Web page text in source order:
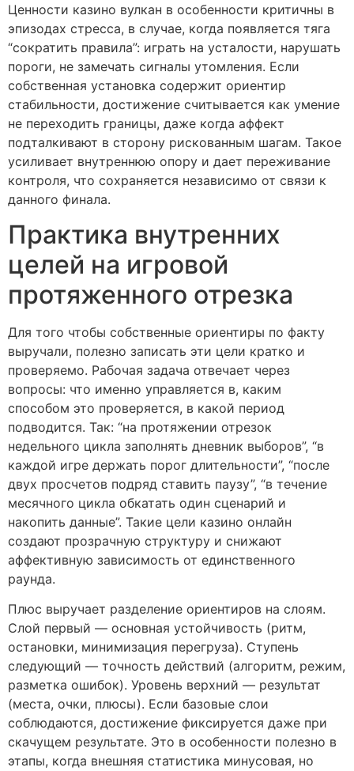
Ценности казино вулкан в особенности критичны в
эпизодах стресса, в случае, когда появляется тяга
“сократить правила”: играть на усталости, нарушать
пороги, не замечать сигналы утомления. Если
собственная установка содержит ориентир
стабильности, достижение считывается как умение
не переходить границы, даже когда аффект
подталкивают в сторону рискованным шагам. Такое
усиливает внутреннюю опору и дает переживание
контроля, что сохраняется независимо от связи к
данного финала.
Практика внутренних
целей на игровой
протяженного отрезка
Для того чтобы собственные ориентиры по факту
выручали, полезно записать эти цели кратко и
проверяемо. Рабочая задача отвечает через
вопросы: что именно управляется в, каким
способом это проверяется, в какой период
подводится. Так: “на протяжении отрезок
недельного цикла заполнять дневник выборов”, “в
каждой игре держать порог длительности”, “после
двух просчетов подряд ставить паузу”, “в течение
месячного цикла обкатать один сценарий и
накопить данные”. Такие цели казино онлайн
создают прозрачную структуру и снижают
аффективную зависимость от единственного
раунда.
Плюс выручает разделение ориентиров на слоям.
Слой первый — основная устойчивость (ритм,
остановки, минимизация перегруза). Ступень
следующий — точность действий (алгоритм, режим,
разметка ошибок). Уровень верхний — результат
(места, очки, плюсы). Если базовые слои
соблюдаются, достижение фиксируется даже при
скачущем результате. Это в особенности полезно в
этапы, когда внешняя статистика минусовая, но